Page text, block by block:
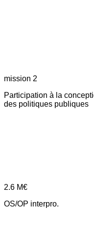
mission 2
Participation à la
des politiques publiques
2.6 M€
OS/OP interpro.